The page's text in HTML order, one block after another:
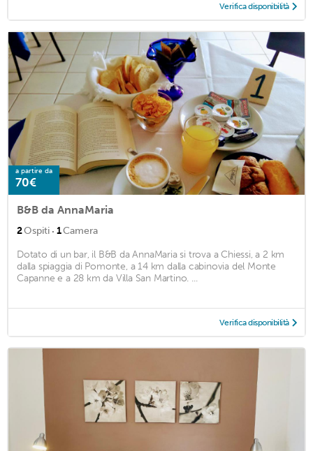
Verifica disponibilità
a partire da
70€
B&B da AnnaMaria
2Ospiti · 1Camera
Dotato di un bar, il B&B da AnnaMaria si trova a Chiessi, a 2 km
dalla spiaggia di Pomonte, a 14 km dalla cabinovia del Monte
Capanne e a 28 km da Villa San Martino. ...
Verifica disponibilità